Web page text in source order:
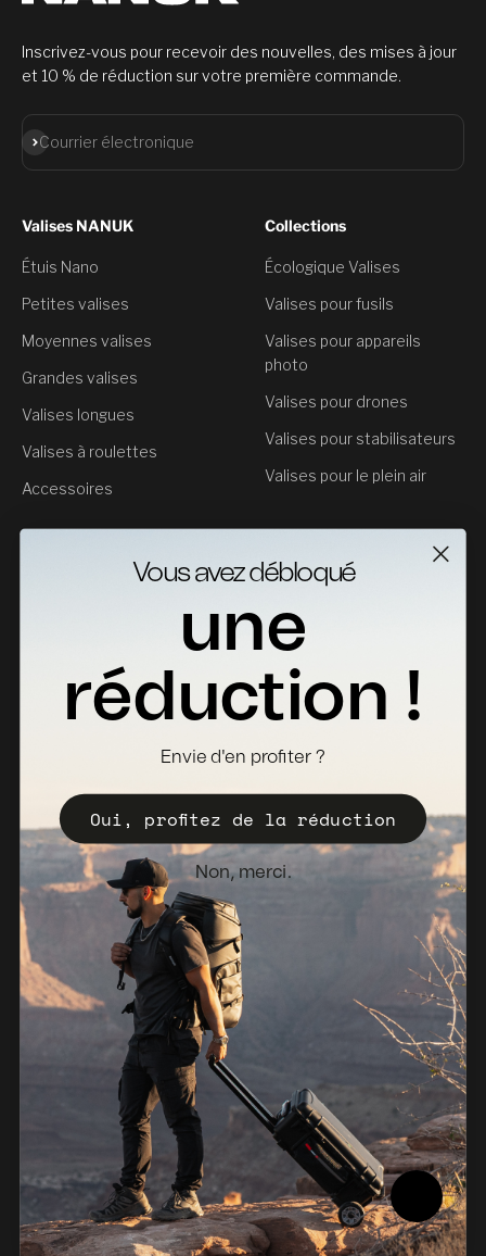
Inscrivez-vous pour recevoir des nouvelles, des mises à jour
et 10 % de réduction sur votre première commande.
Courrier électronique
S'abonner
Valises NANUK
Étuis Nano
Petites valises
Moyennes valises
Grandes valises
Valises longues
Valises à roulettes
Accessoires
Collections
Écologique Valises
Valises pour fusils
Valises pour appareils
photo
Valises pour drones
Valises pour stabilisateurs
Valises pour le plein air
Fiches Techniques
Où acheter
Politique de vente
Bulletin d'information
Pays-Bas (EUR €)
© 2026, NANUK Europe.Propulsé par Shopify
Politique de remboursement
Politique de confidentialité
Conditions d'utilisation
Politique d'expédition
Avis juridique
Rapport de conformité
Vous avez débloqué
une
réduction !
Envie d'en profiter ?
Oui, profitez de la réduction
Non, merci.